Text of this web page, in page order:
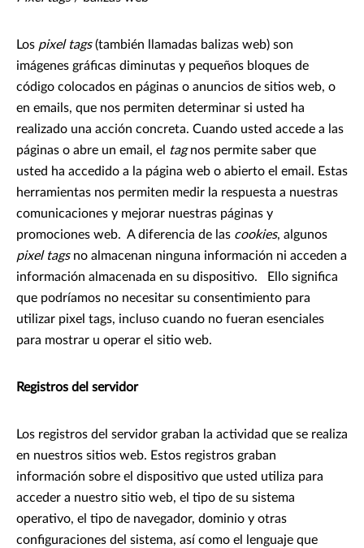
Los pixel tags(también llamadas balizas web) son
imágenes gráficas diminutas y pequeños bloques de
código colocados en páginas o anuncios de sitios web, o
en emails, que nos permiten determinar si usted ha
realizado una acción concreta. Cuando usted accede a las
páginas o abre un email, el
tagnos permite saber que
usted ha accedido a la página web o abierto el email. Estas
herramientas nos permiten medir la respuesta a nuestras
comunicaciones y mejorar nuestras páginas y
promociones web. A diferencia de las cookies, algunos
pixel tagsno almacenan ninguna información ni acceden a
información almacenada en su dispositivo. Ello significa
que podríamos no necesitar su consentimiento para
utilizar pixel tags, incluso cuando no fueran esenciales
para mostrar u operar el sitio web.
Registros del servidor
Los registros del servidor graban la actividad que se realiza
en nuestros sitios web. Estos registros graban
información sobre el dispositivo que usted utiliza para
acceder a nuestro sitio web, el tipo de su sistema
operativo, el tipo de navegador, dominio y otras
configuraciones del sistema, así como el lenguaje que